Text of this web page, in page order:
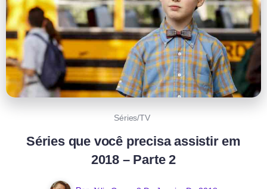
Séries/TV
Séries que você precisa assistir em
2018 – Parte 2